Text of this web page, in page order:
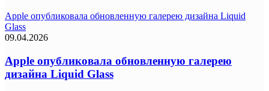
Apple опубликовала обновленную галерею дизайна Liquid
Glass
09.04.2026
Apple опубликовала обновленную галерею
дизайна Liquid Glass